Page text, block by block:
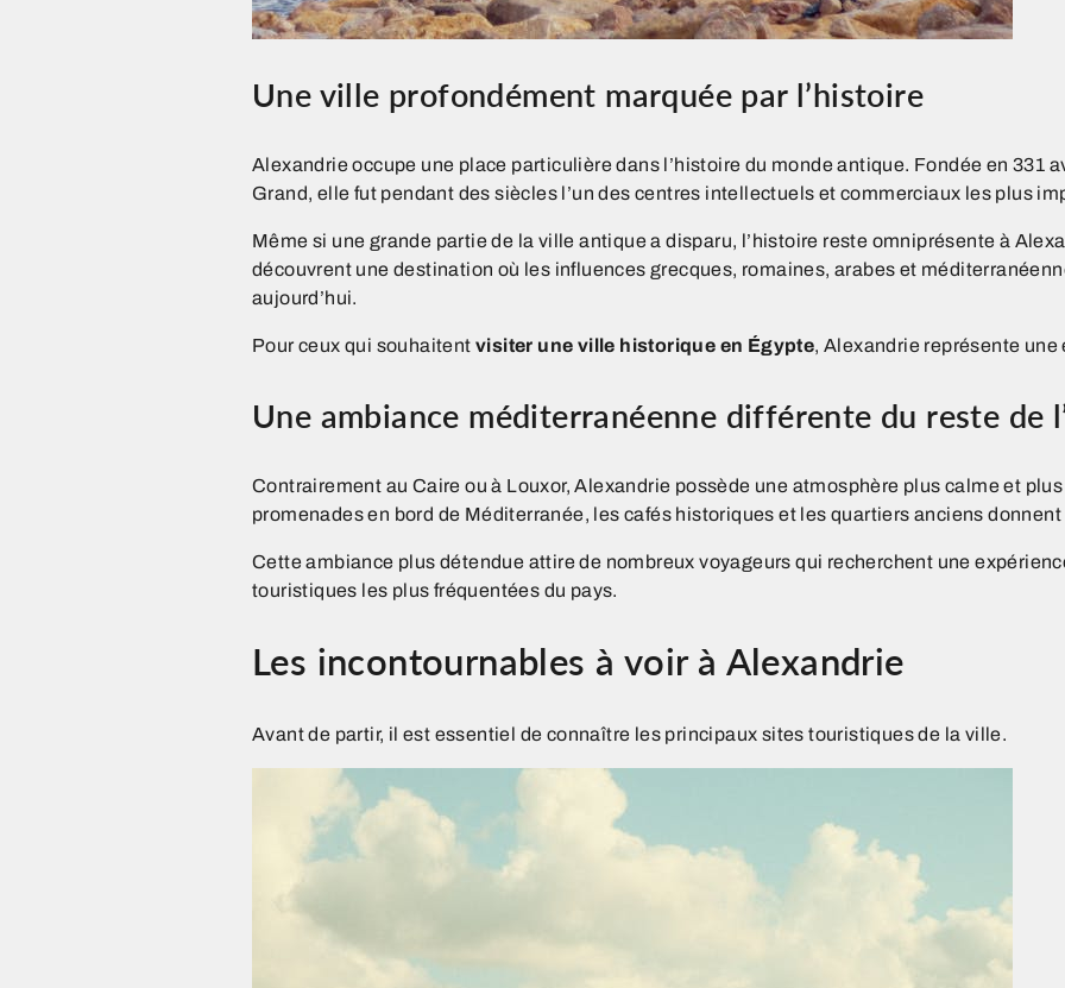
Une ville profondément marquée par l’histoire
Alexandrie occupe une place particulière dans l’histoire du monde antique. Fondée en 331
Grand, elle fut pendant des siècles l’un des centres intellectuels et commerciaux les plus
Même si une grande partie de la ville antique a disparu, l’histoire reste omniprésente à
découvrent une destination où les influences grecques, romaines, arabes et
aujourd’hui.
Pour ceux qui souhaitent visiter une ville historique en Égypte, Alexandrie représente
Une ambiance méditerranéenne différente du reste de
Contrairement au Caire ou à Louxor, Alexandrie possède une atmosphère plus calme et
promenades en bord de Méditerranée, les cafés historiques et les quartiers anciens
Cette ambiance plus détendue attire de nombreux voyageurs qui recherchent une
touristiques les plus fréquentées du pays.
Les incontournables à voir à Alexandrie
Avant de partir, il est essentiel de connaître les principaux sites touristiques de la ville.